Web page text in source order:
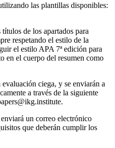
las plantillas disponibles:
de los apartados para
respetando el estilo de la
el estilo APA 7ª edición para
en el cuerpo del resumen como
ciega, y se enviarán a
a través de la siguiente
un correo electrónico
que deberán cumplir los